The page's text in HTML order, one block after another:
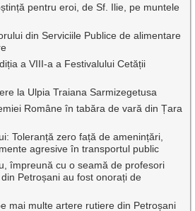
pentru eroi, de Sf. Ilie, pe muntele
din Serviciile Publice de alimentare
a VIII-a a Festivalului Cetății
la Ulpia Traiana Sarmizegetusa
Române în tabăra de vară din Țara
Toleranță zero față de amenințări,
agresive în transportul public
împreună cu o seamă de profesori
Petroșani au fost onorați de
mai multe artere rutiere din Petroșani